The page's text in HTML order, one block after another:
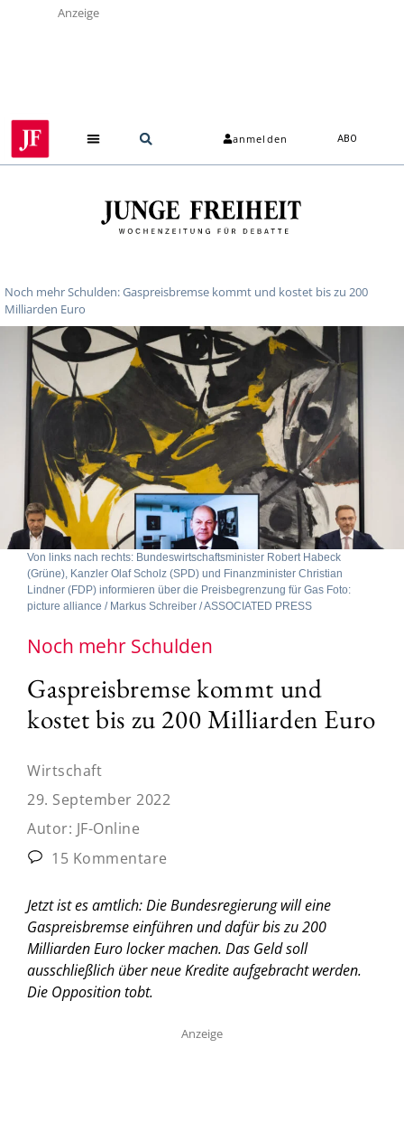
Anzeige
anmelden ABO
Noch mehr Schulden: Gaspreisbremse kommt und kostet bis zu 200
Milliarden Euro
Von links nach rechts: Bundeswirtschaftsminister Robert Habeck
(Grüne), Kanzler Olaf Scholz (SPD) und Finanzminister Christian
Lindner (FDP) informieren über die Preisbegrenzung für Gas Foto:
picture alliance / Markus Schreiber / ASSOCIATED PRESS
Noch mehr Schulden
Gaspreisbremse kommt und
kostet bis zu 200 Milliarden Euro
Wirtschaft
29. September 2022
Autor: JF-Online
15 Kommentare
Jetzt ist es amtlich: Die Bundesregierung will eine
Gaspreisbremse einführen und dafür bis zu 200
Milliarden Euro locker machen. Das Geld soll
ausschließlich über neue Kredite aufgebracht werden.
Die Opposition tobt.
Anzeige